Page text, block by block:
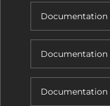
Documentation
Documentation
Documentation